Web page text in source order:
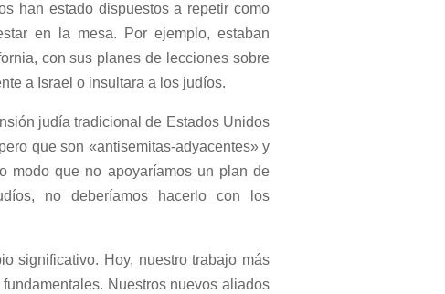
han estado dispuestos a repetir como
en la mesa. Por ejemplo, estaban
con sus planes de lecciones sobre
a Israel o insultara a los judíos.
judía tradicional de Estados Unidos
que son «antisemitas-adyacentes» y
modo que no apoyaríamos un plan de
no deberíamos hacerlo con los
significativo. Hoy, nuestro trabajo más
Nuestros nuevos aliados